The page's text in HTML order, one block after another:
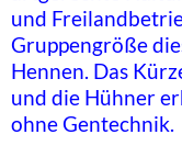
und
Gruppengröße
Hennen. Das
und die Hühner
ohne Gentechnik.